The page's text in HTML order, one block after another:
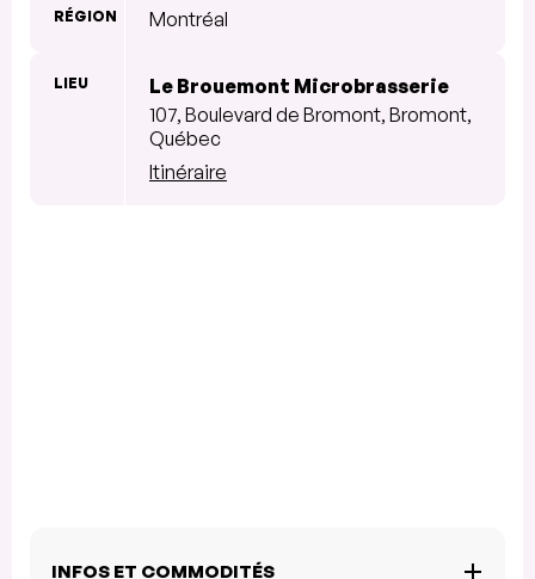
RÉGION Montréal
LIEU
Le Brouemont Microbrasserie
107, Boulevard de Bromont, Bromont,
Québec
Itinéraire
INFOS ET COMMODITÉS